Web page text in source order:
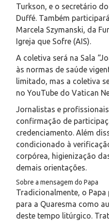
Turkson, e o secretário
Duffé. Também
Marcela Szymanski, da
Igreja que Sofre (AIS).
A coletiva será na Sala
às normas de saúde
limitado, mas a coletiva
no YouTube do Vatican
Jornalistas e
confirmação de
credenciamento. Além
condicionado à
corpórea, higienização
demais orientações.
Sobre a mensagem do Papa
Tradicionalmente, o Papa
para a Quaresma como
deste tempo litúrgico.